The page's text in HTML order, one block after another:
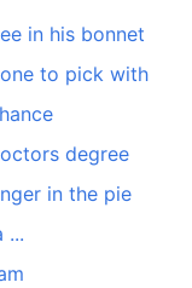
in his bonnet
to pick with
degree
in the pie
...